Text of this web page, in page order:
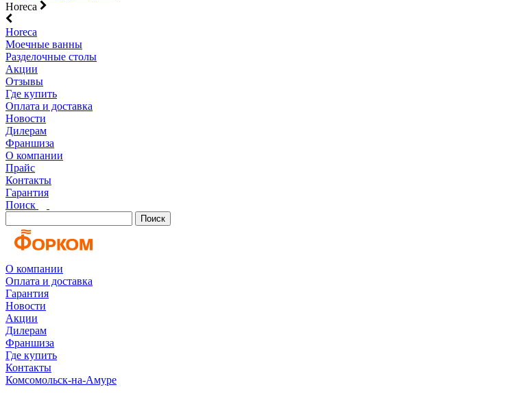
Horeca
Horeca
Моечные ванны
Разделочные столы
Акции
Отзывы
Где купить
Оплата и доставка
Новости
Дилерам
Франшиза
О компании
Прайс
Контакты
Гарантия
Поиск
Поиск
О компании
Оплата и доставка
Гарантия
Новости
Акции
Дилерам
Франшиза
Где купить
Контакты
Комсомольск-на-Амуре